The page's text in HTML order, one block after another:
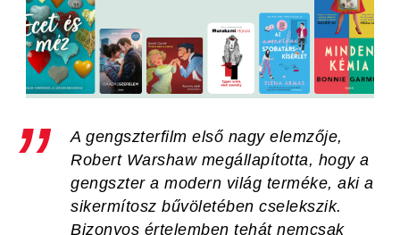
A gengszterfilm első nagy elemzője,
Robert Warshaw megállapította, hogy a
gengszter a modern világ terméke, aki a
sikermítosz bűvöletében cselekszik.
Bizonyos értelemben tehát nemcsak